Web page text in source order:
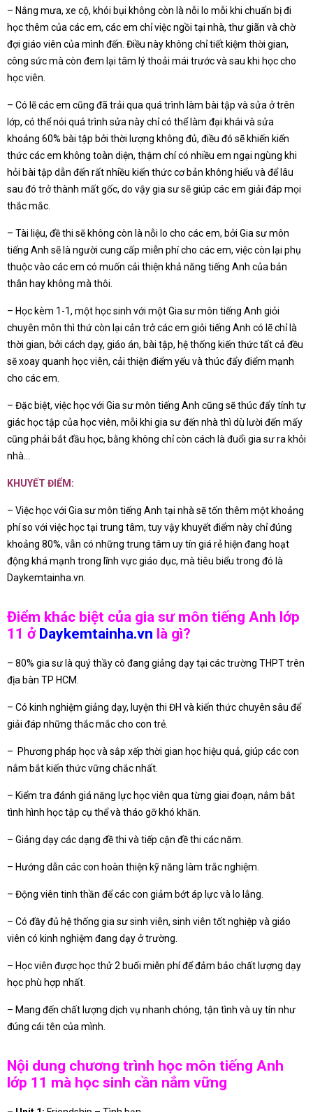
– Nắng mưa, xe cộ, khói bụi không còn là nỗi lo mỗi khi chuẩn bị đi
học thêm của các em, các em chỉ việc ngồi tại nhà, thư giãn và chờ
đợi giáo viên của mình đến. Điều này không chỉ tiết kiệm thời gian,
công sức mà còn đem lại tâm lý thoải mái trước và sau khi học cho
học viên.
– Có lẽ các em cũng đã trải qua quá trình làm bài tập và sửa ở trên
lớp, có thể nói quá trình sửa này chỉ có thể làm đại khái và sửa
khoảng 60% bài tập bởi thời lượng không đủ, điều đó sẽ khiến kiển
thức các em không toàn diện, thậm chí có nhiều em ngại ngùng khi
hỏi bài tập dẫn đến rất nhiều kiến thức cơ bản không hiểu và để lâu
sau đó trở thành mất gốc, do vậy gia sư sẽ giúp các em giải đáp mọi
thắc mắc.
– Tài liệu, đề thi sẽ không còn là nỗi lo cho các em, bởi Gia sư môn
tiếng Anh sẽ là người cung cấp miễn phí cho các em, việc còn lại phụ
thuộc vào các em có muốn cải thiện khả năng tiếng Anh của bản
thân hay không mà thôi.
– Học kèm 1-1, một học sinh với một Gia sư môn tiếng Anh giỏi
chuyên môn thì thứ còn lại cản trở các em giỏi tiếng Anh có lẽ chỉ là
thời gian, bởi cách dạy, giáo án, bài tập, hệ thống kiến thức tất cả đều
sẽ xoay quanh học viên, cải thiện điểm yếu và thúc đẩy điểm mạnh
cho các em.
– Đặc biệt, việc học với Gia sư môn tiếng Anh cũng sẽ thúc đẩy tính tự
giác học tập của học viên, mỗi khi gia sư đến nhà thì dù lười đến mấy
cũng phải bắt đầu học, bằng không chỉ còn cách là đuổi gia sư ra khỏi
nhà…
KHUYẾT ĐIỂM:
– Việc học với Gia sư môn tiếng Anh tại nhà sẽ tốn thêm một khoảng
phí so với việc học tại trung tâm, tuy vậy khuyết điểm này chỉ đúng
khoảng 80%, vẫn có những trung tâm uy tín giá rẻ hiện đang hoạt
động khá mạnh trong lĩnh vực giáo dục, mà tiêu biểu trong đó là
Daykemtainha.vn.
Điểm khác biệt của gia sư môn tiếng Anh lớp
11 ở Daykemtainha.vn là gì?
– 80% gia sư là quý thầy cô đang giảng dạy tại các trường THPT trên
địa bàn TP HCM.
– Có kinh nghiệm giảng dạy, luyện thi ĐH và kiến thức chuyên sâu để
giải đáp những thắc mắc cho con trẻ.
– Phương pháp học và sắp xếp thời gian học hiệu quả, giúp các con
nắm bắt kiến thức vững chắc nhất.
– Kiểm tra đánh giá năng lực học viên qua từng giai đoạn, nắm bắt
tình hình học tập cụ thể và tháo gỡ khó khăn.
– Giảng dạy các dạng đề thi và tiếp cận đề thi các năm.
– Hướng dẫn các con hoàn thiện kỹ năng làm trắc nghiệm.
– Động viên tinh thần để các con giảm bớt áp lực và lo lắng.
– Có đầy đủ hệ thống gia sư sinh viên, sinh viên tốt nghiệp và giáo
viên có kinh nghiệm đang dạy ở trường.
– Học viên được học thử 2 buổi miễn phí để đảm bảo chất lượng dạy
học phù hợp nhất.
– Mang đến chất lượng dịch vụ nhanh chóng, tận tình và uy tín như
đúng cái tên của mình.
Nội dung chương trình học môn tiếng Anh
lớp 11 mà học sinh cần nắm vững